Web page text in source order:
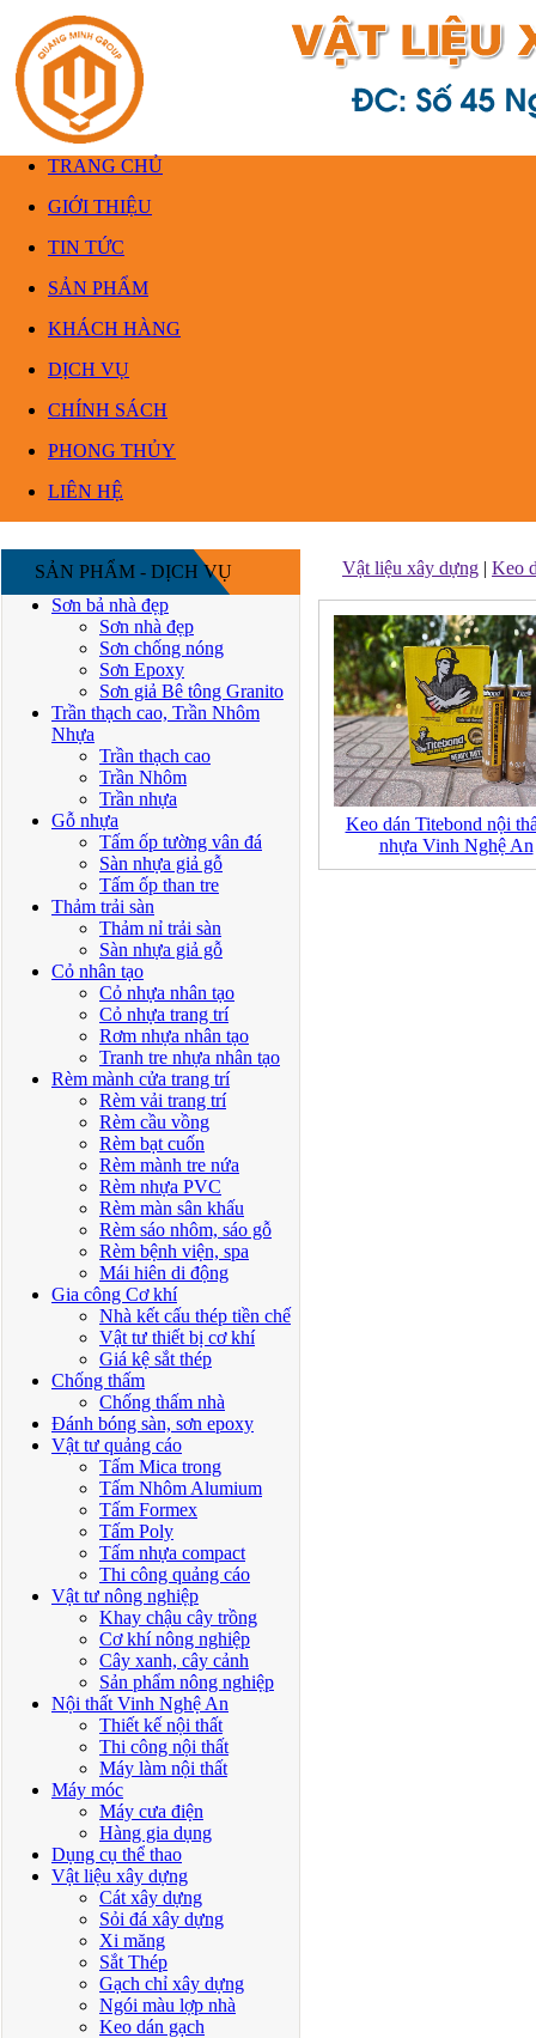
TRANG CHỦ
GIỚI THIỆU
TIN TỨC
SẢN PHẨM
KHÁCH HÀNG
DỊCH VỤ
CHÍNH SÁCH
PHONG THỦY
LIÊN HỆ
SẢN PHẨM - DỊCH VỤ
Sơn bả nhà đẹp
Sơn nhà đẹp
Sơn chống nóng
Sơn Epoxy
Sơn giả Bê tông Granito
Trần thạch cao, Trần Nhôm
Nhựa
Trần thạch cao
Trần Nhôm
Trần nhựa
Gỗ nhựa
Tấm ốp tường vân đá
Sàn nhựa giả gỗ
Tấm ốp than tre
Thảm trải sàn
Thảm nỉ trải sàn
Sàn nhựa giả gỗ
Cỏ nhân tạo
Cỏ nhựa nhân tạo
Cỏ nhựa trang trí
Rơm nhựa nhân tạo
Tranh tre nhựa nhân tạo
Rèm mành cửa trang trí
Rèm vải trang trí
Rèm cầu vồng
Rèm bạt cuốn
Rèm mành tre nứa
Rèm nhựa PVC
Rèm màn sân khấu
Rèm sáo nhôm, sáo gỗ
Rèm bệnh viện, spa
Mái hiên di động
Gia công Cơ khí
Nhà kết cấu thép tiền chế
Vật tư thiết bị cơ khí
Giá kệ sắt thép
Chống thấm
Chống thấm nhà
Đánh bóng sàn, sơn epoxy
Vật tư quảng cáo
Tấm Mica trong
Tấm Nhôm Alumium
Tấm Formex
Tấm Poly
Tấm nhựa compact
Thi công quảng cáo
Vật tư nông nghiệp
Khay chậu cây trồng
Cơ khí nông nghiệp
Cây xanh, cây cảnh
Sản phẩm nông nghiệp
Nội thất Vinh Nghệ An
Thiết kế nội thất
Thi công nội thất
Máy làm nội thất
Máy móc
Máy cưa điện
Hàng gia dụng
Dụng cụ thể thao
Vật liệu xây dựng
Cát xây dựng
Sỏi đá xây dựng
Xi măng
Sắt Thép
Gạch chỉ xây dựng
Ngói màu lợp nhà
Keo dán gạch
Vật liệu xây dựng | Keo
Keo dán Titebond nội
nhựa Vinh Nghệ An